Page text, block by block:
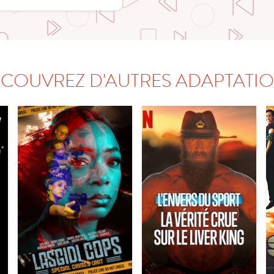
D'AUTRES